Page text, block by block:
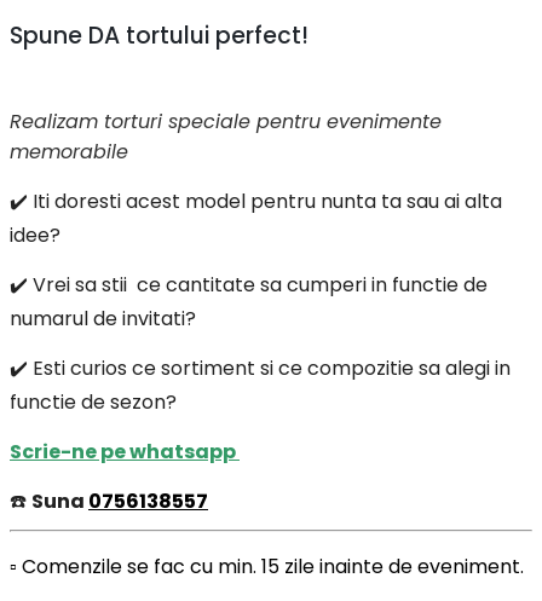
Spune DA tortului perfect!
Realizam torturi speciale pentru evenimente
memorabile
✔️ Iti doresti acest model pentru nunta ta sau ai alta
idee?
✔️ Vrei sa stii ce cantitate sa cumperi in functie de
numarul de invitati?
✔️ Esti curios ce sortiment si ce compozitie sa alegi in
functie de sezon?
Scrie-ne pe whatsapp
☎️ Suna 0756138557
▫️ Comenzile se fac cu min. 15 zile inainte de eveniment.